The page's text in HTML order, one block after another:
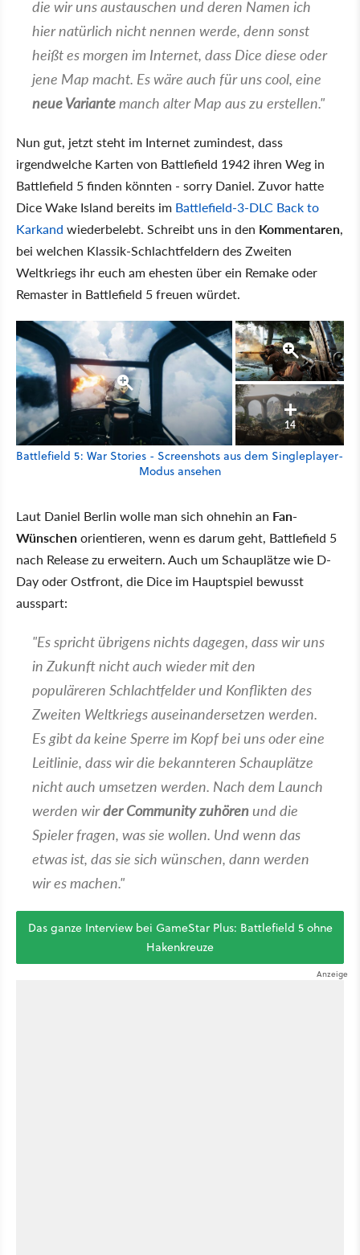
die wir uns austauschen und deren Namen ich
hier natürlich nicht nennen werde, denn sonst
heißt es morgen im Internet, dass Dice diese oder
jene Map macht. Es wäre auch für uns cool, eine
neue Variantemanch alter Map aus zu erstellen."
Nun gut, jetzt steht im Internet zumindest, dass
irgendwelche Karten von Battlefield 1942 ihren Weg in
Battlefield 5 finden könnten - sorry Daniel. Zuvor hatte
Dice Wake Island bereits im Battlefield-3-DLC Back to
Karkand wiederbelebt. Schreibt uns in den Kommentaren,
bei welchen Klassik-Schlachtfeldern des Zweiten
Weltkriegs ihr euch am ehesten über ein Remake oder
Remaster in Battlefield 5 freuen würdet.
14
Battlefield 5: War Stories - Screenshots aus dem Singleplayer-
Modus ansehen
Laut Daniel Berlin wolle man sich ohnehin an Fan-
Wünschenorientieren, wenn es darum geht, Battlefield 5
nach Release zu erweitern. Auch um Schauplätze wie D-
Day oder Ostfront, die Dice im Hauptspiel bewusst
ausspart:
"Es spricht übrigens nichts dagegen, dass wir uns
in Zukunft nicht auch wieder mit den
populäreren Schlachtfelder und Konflikten des
Zweiten Weltkriegs auseinandersetzen werden.
Es gibt da keine Sperre im Kopf bei uns oder eine
Leitlinie, dass wir die bekannteren Schauplätze
nicht auch umsetzen werden. Nach dem Launch
werden wirder Community zuhören und die
Spieler fragen, was sie wollen. Und wenn das
etwas ist, das sie sich wünschen, dann werden
wir es machen."
Das ganze Interview bei GameStar Plus: Battlefield 5 ohne
Hakenkreuze